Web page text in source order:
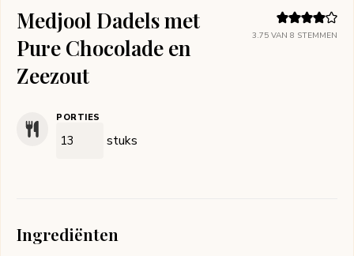
3.75 VAN 8 STEMMEN
Medjool Dadels met
Pure Chocolade en
Zeezout
PORTIES
stuks
Ingrediënten